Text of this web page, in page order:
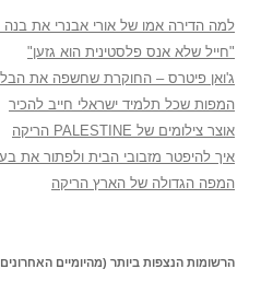
למה הדירה אמו של אורי אבנרי את
"חייל שלא אנס פלסטינית הוא גזען"
ג'ואן פיטרס – החוקרת שחשפה את
המפות שכל תלמיד ישראלי חייב להכיר
אוצר צילומים של PALESTINE הריקה
איך להיפטר מזבובי הבית ולפתור את
המפה הגדולה של הארץ הריקה
הרשומות הנצפות ביותר (מהיומיים